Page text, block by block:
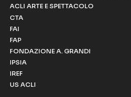
ACLI ARTE E SPETTACOLO
CTA
FAI
FAP
FONDAZIONE A. GRANDI
IPSIA
IREF
US ACLI